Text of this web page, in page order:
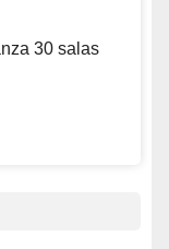
30 salas